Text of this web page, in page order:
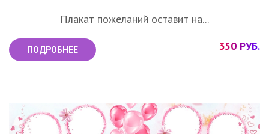
Плакат пожеланий оставит на...
ПОДРОБНЕЕ 350 РУБ.